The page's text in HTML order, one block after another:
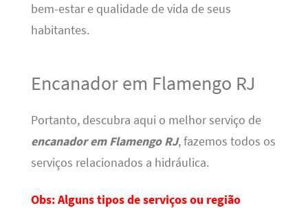
bem-estar e qualidade de vida de seus
habitantes.
Encanador em Flamengo RJ
Portanto, descubra aqui o melhor serviço de
encanador em Flamengo RJ, fazemos todos os
serviços relacionados a hidráulica.
Obs: Alguns tipos de serviços ou região